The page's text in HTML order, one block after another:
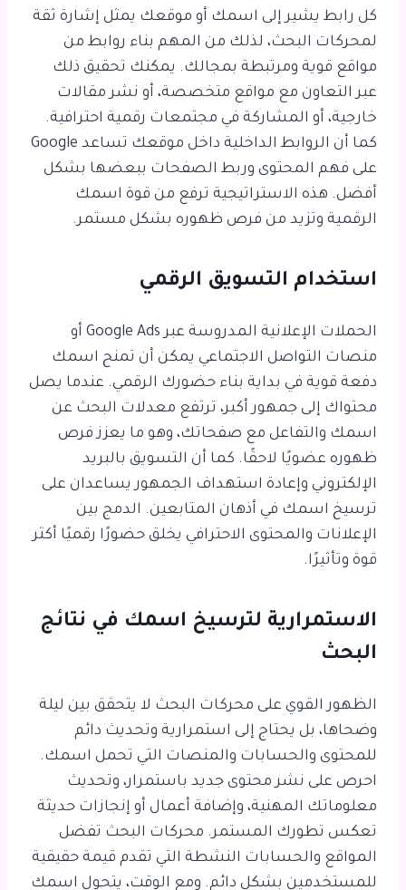
كل رابط يشير إلى اسمك أو موقعك يمثل إشارة ثقة
لمحركات البحث، لذلك من المهم بناء روابط من
مواقع قوية ومرتبطة بمجالك. يمكنك تحقيق ذلك
عبر التعاون مع مواقع متخصصة، أو نشر مقالات
خارجية، أو المشاركة في مجتمعات رقمية احترافية.
كما أن الروابط الداخلية داخل موقعك تساعد Google
على فهم المحتوى وربط الصفحات ببعضها بشكل
أفضل. هذه الاستراتيجية ترفع من قوة اسمك
الرقمية وتزيد من فرص ظهوره بشكل مستمر.
استخدام التسويق الرقمي
الحملات الإعلانية المدروسة عبر Google Ads أو
منصات التواصل الاجتماعي يمكن أن تمنح اسمك
دفعة قوية في بداية بناء حضورك الرقمي. عندما يصل
محتواك إلى جمهور أكبر، ترتفع معدلات البحث عن
اسمك والتفاعل مع صفحاتك، وهو ما يعزز فرص
ظهوره عضويًا لاحقًا. كما أن التسويق بالبريد
الإلكتروني وإعادة استهداف الجمهور يساعدان على
ترسيخ اسمك في أذهان المتابعين. الدمج بين
الإعلانات والمحتوى الاحترافي يخلق حضورًا رقميًا أكثر
قوة وتأثيرًا.
الاستمرارية لترسيخ اسمك في نتائج
البحث
الظهور القوي على محركات البحث لا يتحقق بين ليلة
وضحاها، بل يحتاج إلى استمرارية وتحديث دائم
للمحتوى والحسابات والمنصات التي تحمل اسمك.
احرص على نشر محتوى جديد باستمرار، وتحديث
معلوماتك المهنية، وإضافة أعمال أو إنجازات حديثة
تعكس تطورك المستمر. محركات البحث تفضل
المواقع والحسابات النشطة التي تقدم قيمة حقيقية
للمستخدمين بشكل دائم. ومع الوقت، يتحول اسمك